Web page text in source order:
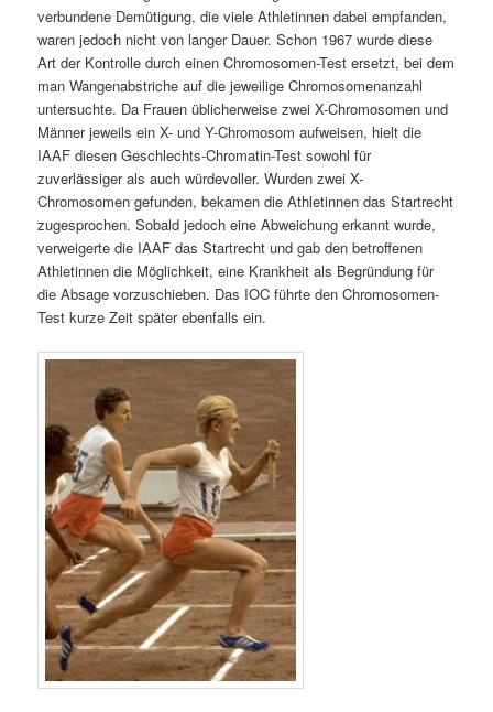
verbundene Demütigung, die viele Athletinnen dabei empfanden,
waren jedoch nicht von langer Dauer. Schon 1967 wurde diese
Art der Kontrolle durch einen Chromosomen-Test ersetzt, bei dem
man Wangenabstriche auf die jeweilige Chromosomenanzahl
untersuchte. Da Frauen üblicherweise zwei X-Chromosomen und
Männer jeweils ein X- und Y-Chromosom aufweisen, hielt die
IAAF diesen Geschlechts-Chromatin-Test sowohl für
zuverlässiger als auch würdevoller. Wurden zwei X-
Chromosomen gefunden, bekamen die Athletinnen das Startrecht
zugesprochen. Sobald jedoch eine Abweichung erkannt wurde,
verweigerte die IAAF das Startrecht und gab den betroffenen
Athletinnen die Möglichkeit, eine Krankheit als Begründung für
die Absage vorzuschieben. Das IOC führte den Chromosomen-
Test kurze Zeit später ebenfalls ein.